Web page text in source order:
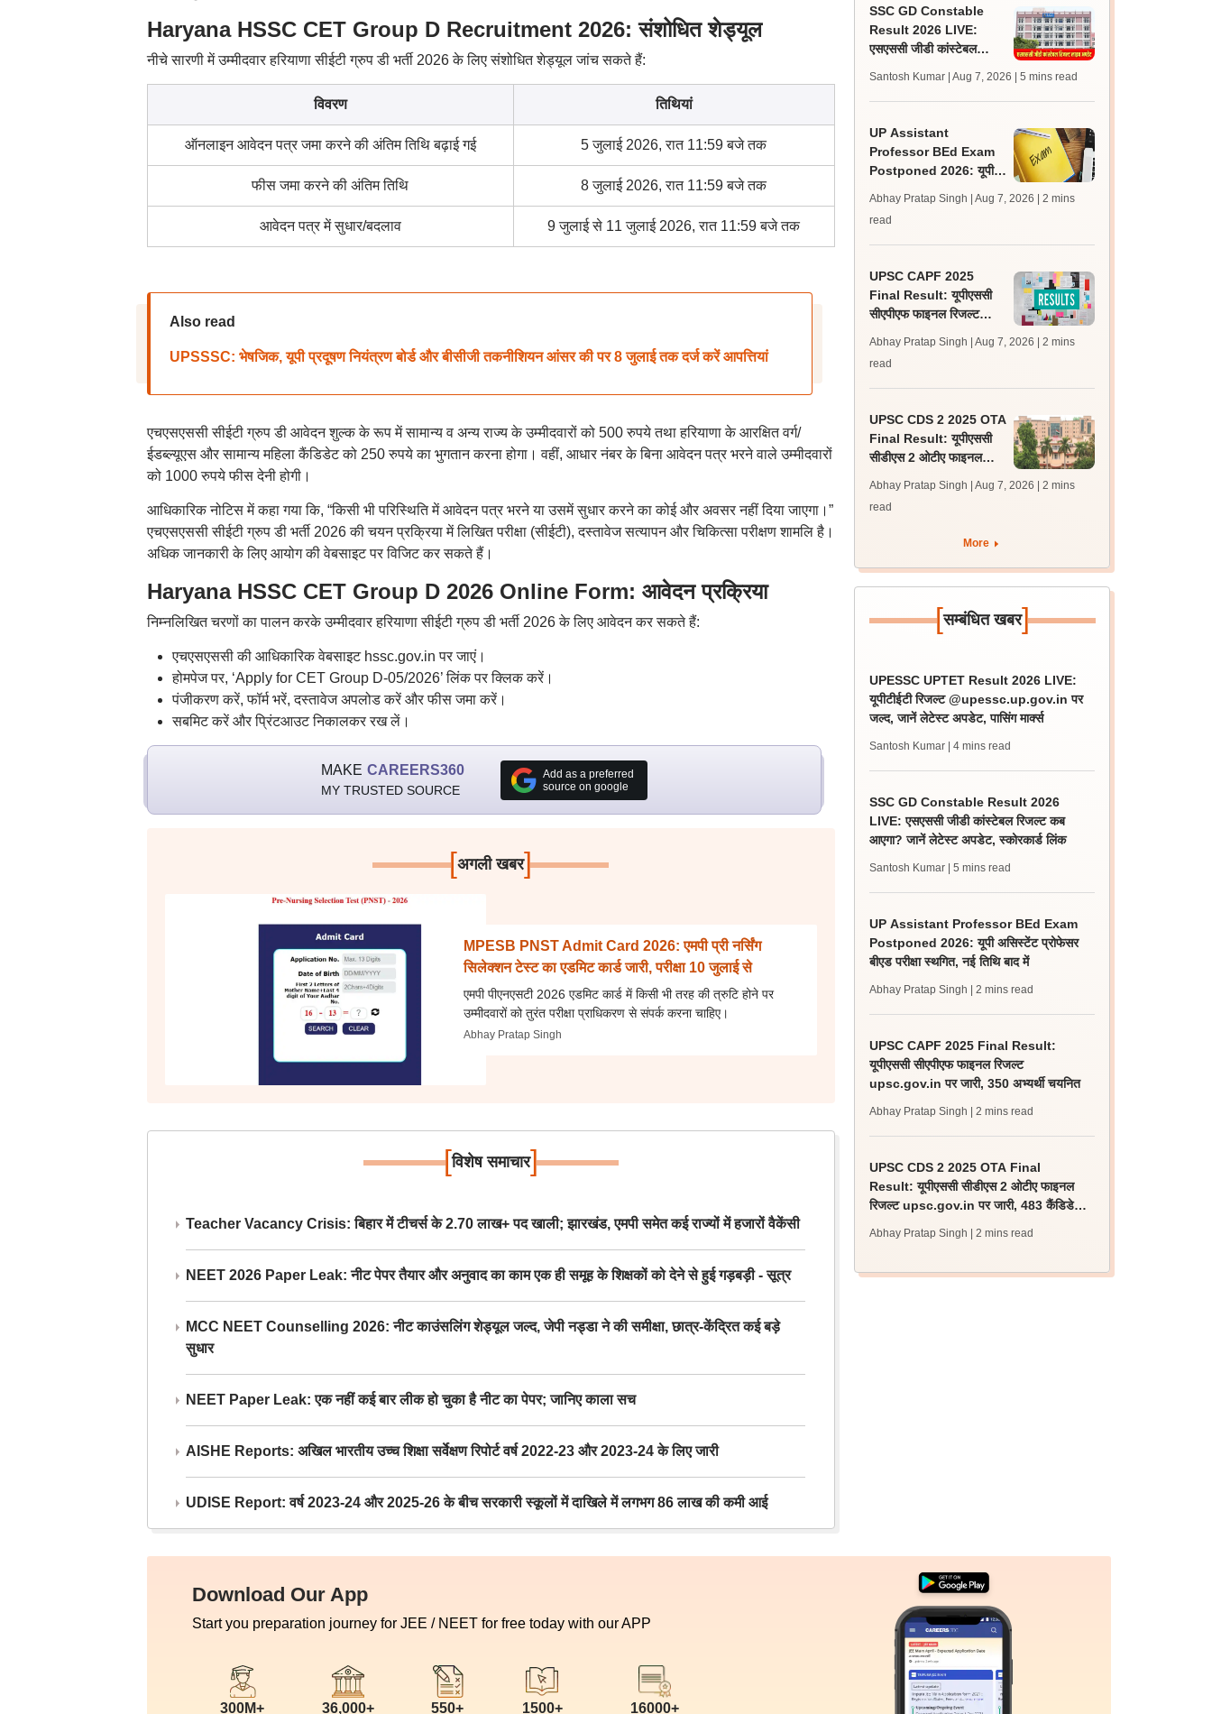
Haryana HSSC CET Group D Recruitment 2026: संशोधित शेड्यूल
नीचे सारणी में उम्मीदवार हरियाणा सीईटी ग्रुप डी भर्ती 2026 के लिए संशोधित शेड्यूल जांच सकते हैं:
विवरण तिथियां
ऑनलाइन आवेदन पत्र जमा करने की अंतिम तिथि बढ़ाई गई 5 जुलाई 2026, रात 11:59 बजे तक
फीस जमा करने की अंतिम तिथि 8 जुलाई 2026, रात 11:59 बजे तक
आवेदन पत्र में सुधार/बदलाव 9 जुलाई से 11 जुलाई 2026, रात 11:59 बजे तक
Also read
UPSSSC: भेषजिक, यूपी प्रदूषण नियंत्रण बोर्ड और बीसीजी तकनीशियन आंसर की पर 8 जुलाई तक दर्ज करें आपत्तियां
एचएसएससी सीईटी ग्रुप डी आवेदन शुल्क के रूप में सामान्य व अन्य राज्य के उम्मीदवारों को 500 रुपये तथा हरियाणा के आरक्षित वर्ग/
ईडब्ल्यूएस और सामान्य महिला कैंडिडेट को 250 रुपये का भुगतान करना होगा। वहीं, आधार नंबर के बिना आवेदन पत्र भरने वाले उम्मीदवारों
को 1000 रुपये फीस देनी होगी।
आधिकारिक नोटिस में कहा गया कि, “किसी भी परिस्थिति में आवेदन पत्र भरने या उसमें सुधार करने का कोई और अवसर नहीं दिया जाएगा।”
एचएसएससी सीईटी ग्रुप डी भर्ती 2026 की चयन प्रक्रिया में लिखित परीक्षा (सीईटी), दस्तावेज सत्यापन और चिकित्सा परीक्षण शामलि है।
अधिक जानकारी के लिए आयोग की वेबसाइट पर विजिट कर सकते हैं।
Haryana HSSC CET Group D 2026 Online Form: आवेदन प्रक्रिया
निम्नलिखित चरणों का पालन करके उम्मीदवार हरियाणा सीईटी ग्रुप डी भर्ती 2026 के लिए आवेदन कर सकते हैं:
एचएसएससी की आधिकारिक वेबसाइट hssc.gov.in पर जाएं।
होमपेज पर, ‘Apply for CET Group D-05/2026’ लिंक पर क्लिक करें।
पंजीकरण करें, फॉर्म भरें, दस्तावेज अपलोड करें और फीस जमा करें।
सबमिट करें और प्रिंटआउट निकालकर रख लें।
MAKE CAREERS360
MY TRUSTED SOURCE
Add as a preferred
source on google
[अगली खबर]
MPESB PNST Admit Card 2026: एमपी प्री नर्सिंग
सिलेक्शन टेस्ट का एडमिट कार्ड जारी, परीक्षा 10 जुलाई से
एमपी पीएनएसटी 2026 एडमिट कार्ड में किसी भी तरह की त्रुटि होने पर
उम्मीदवारों को तुरंत परीक्षा प्राधिकरण से संपर्क करना चाहिए।
Abhay Pratap Singh
[विशेष समाचार]
Teacher Vacancy Crisis: बिहार में टीचर्स के 2.70 लाख+ पद खाली; झारखंड, एमपी समेत कई राज्यों में हजारों वैकेंसी
NEET 2026 Paper Leak: नीट पेपर तैयार और अनुवाद का काम एक ही समूह के शिक्षकों को देने से हुई गड़बड़ी - सूत्र
MCC NEET Counselling 2026: नीट काउंसलिंग शेड्यूल जल्द, जेपी नड्डा ने की समीक्षा, छात्र-केंद्रित कई बड़े
सुधार
NEET Paper Leak: एक नहीं कई बार लीक हो चुका है नीट का पेपर; जानिए काला सच
AISHE Reports: अखिल भारतीय उच्च शिक्षा सर्वेक्षण रिपोर्ट वर्ष 2022-23 और 2023-24 के लिए जारी
UDISE Report: वर्ष 2023-24 और 2025-26 के बीच सरकारी स्कूलों में दाखिले में लगभग 86 लाख की कमी आई
SSC GD Constable
Result 2026 LIVE:
एसएससी जीडी कांस्टेबल
लेटेस्ट अपडेट, स्कोरकार्ड लिंक
Santosh Kumar | Aug 7, 2026 | 5 mins read
UP Assistant
Professor BEd Exam
Postponed 2026: यूपी
स्थगित, नई तिथि बाद में
Abhay Pratap Singh | Aug 7, 2026
| 2 mins
read
UPSC CAPF 2025
Final Result: यूपीएससी
सीएपीएफ फाइनल रिजल्ट
350 अभ्यर्थी चयनित
Abhay Pratap Singh | Aug 7, 2026
| 2 mins
read
UPSC CDS 2 2025 OTA
Final Result: यूपीएससी
सीडीएस 2 ओटीए फाइनल
जारी, 483 कैंडिडेट चयनित
Abhay Pratap Singh | Aug 7, 2026
| 2 mins
read
More
[सम्बंधित खबर]
UPESSC UPTET Result 2026 LIVE:
यूपीटीईटी रिजल्ट @upessc.up.gov.in पर
जल्द, जानें लेटेस्ट अपडेट, पासिंग मार्क्स
Santosh Kumar | 4 mins read
SSC GD Constable Result 2026
LIVE: एसएससी जीडी कांस्टेबल रिजल्ट कब
आएगा? जानें लेटेस्ट अपडेट, स्कोरकार्ड लिंक
Santosh Kumar | 5 mins read
UP Assistant Professor BEd Exam
Postponed 2026: यूपी असिस्टेंट प्रोफेसर
बीएड परीक्षा स्थगित, नई तिथि बाद में
Abhay Pratap Singh | 2 mins read
UPSC CAPF 2025 Final Result:
यूपीएससी सीएपीएफ फाइनल रिजल्ट
upsc.gov.in पर जारी, 350 अभ्यर्थी चयनित
Abhay Pratap Singh | 2 mins read
UPSC CDS 2 2025 OTA Final
Result: यूपीएससी सीडीएस 2 ओटीए फाइनल
रिजल्ट upsc.gov.in पर जारी, 483 कैंडिडेट
Abhay Pratap Singh | 2 mins read
Download Our App
Start you preparation journey for JEE / NEET for free today with our APP
300M+ 36,000+ 550+ 1500+ 16000+